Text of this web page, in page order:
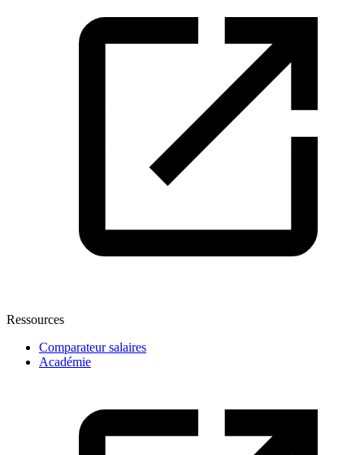
Ressources
Comparateur salaires
Académie